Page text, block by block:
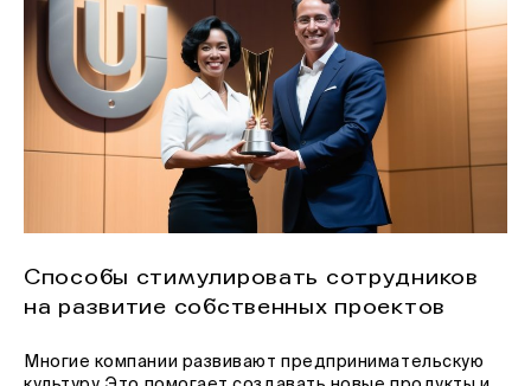
Способы стимулировать сотрудников
на развитие собственных проектов
Многие компании развивают предпринимательскую